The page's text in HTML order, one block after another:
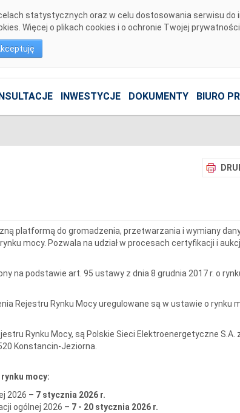
statystycznych oraz w celu dostosowania serwisu do
Więcej o plikach cookies i o ochronie Twojej prywatności
INWESTYCJE DOKUMENTY BIURO
platformą do gromadzenia, przetwarzania i wymiany
mocy. Pozwala na udział w procesach certyfikacji i
na podstawie art. 95 ustawy z dnia 8 grudnia 2017 r. o
Rejestru Rynku Mocy uregulowane są w ustawie o rynku
Rynku Mocy, są Polskie Sieci Elektroenergetyczne S.A.
Konstancin-Jeziorna.
mocy:
2026 – 7 stycznia 2026 r.
ogólnej 2026 – 7 - 20 stycznia 2026 r.